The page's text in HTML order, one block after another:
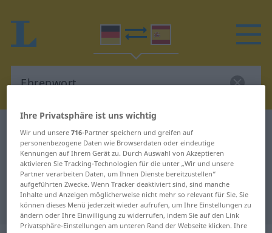
Deutsch-Spanisch Wörterbuch Ehrenwort
Deutsch-Spanisch Übersetzung für
"Ehrenwort"
"Ehrenwort" Spanisch Übersetzung
Ihre Privatsphäre ist uns wichtig
Wir und unsere716-Partner speichern und greifen auf
personenbezogene Daten wie Browserdaten oder eindeutige
Kennungen auf Ihrem Gerät zu. Durch Auswahl von Akzeptieren
aktivieren Sie Tracking-Technologien für die unter „Wir und unsere
Partner verarbeiten Daten, um Ihnen Dienste bereitzustellen“
aufgeführten Zwecke. Wenn Tracker deaktiviert sind, sind manche
Inhalte und Anzeigen möglicherweise nicht mehr so relevant für Sie. Sie
können dieses Menü jederzeit wieder aufrufen, um Ihre Einstellungen zu
ändern oder Ihre Einwilligung zu widerrufen, indem Sie auf den Link
Privatsphäre-Einstellungen am unteren Rand der Webseite klicken. Ihre